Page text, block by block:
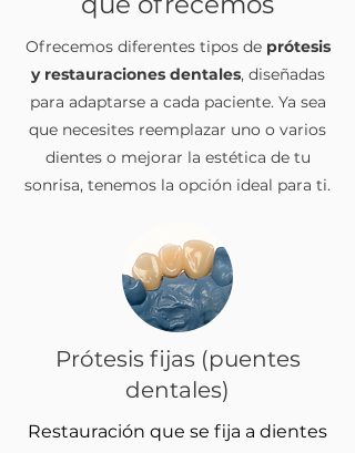
Ofrecemos diferentes tipos de prótesis
y restauraciones dentales, diseñadas
para adaptarse a cada paciente. Ya sea
que necesites reemplazar uno o varios
dientes o mejorar la estética de tu
sonrisa, tenemos la opción ideal para ti.
Prótesis fijas (puentes
dentales)
Restauración que se fija a dientes